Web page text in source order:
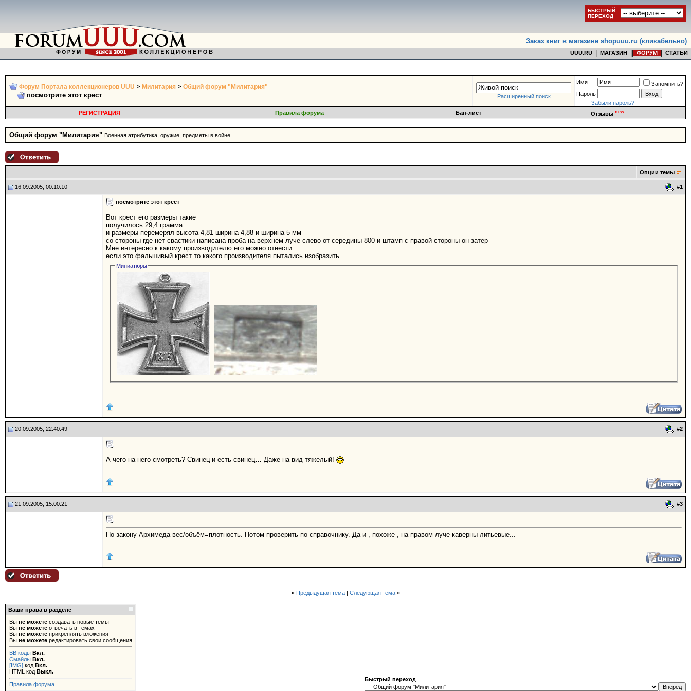
БЫСТРЫЙ
ПЕРЕХОД
Заказ книг в магазине shopuuu.ru (кликабельно)
UUU.RU МАГАЗИН ФОРУМ СТАТЬИ
Форум Портала коллекционеров UUU > Милитария > Общий форум "Милитария"
посмотрите этот крест Расширенный поиск
Имя
Запомнить?
Пароль
Забыли пароль?
РЕГИСТРАЦИЯ
Правила форума Бан-лист Отзывы new
Общий форум "Милитария" Военная атрибутика, оружие, предметы в войне
Опции темы
16.09.2005, 00:10:10 #1
посмотрите этот крест
Вот крест его размеры такие
получилось 29,4 грамма
и размеры перемерял высота 4,81 ширина 4,88 и ширина 5 мм
со стороны где нет свастики написана проба на верхнем луче слево от середины 800 и штамп с правой стороны он затер
Мне интересно к какому производителю его можно отнести
если это фальшивый крест то какого производителя пытались изобразить
Миниатюры
20.09.2005, 22:40:49 #2
А чего на него смотреть? Свинец и есть свинец… Даже на вид тяжелый!
21.09.2005, 15:00:21 #3
По закону Архимеда вес/объём=плотность. Потом проверить по справочнику. Да и , похоже , на правом луче каверны литьевые...
« Предыдущая тема| Следующая тема »
Ваши права в разделе
Вы не можете создавать новые темы
Вы не можете отвечать в темах
Вы не можете прикреплять вложения
Вы не можете редактировать свои сообщения
BB коды Вкл.
Смайлы Вкл.
[IMG] код Вкл.
HTML код Выкл.
Правила форума
Быстрый переход